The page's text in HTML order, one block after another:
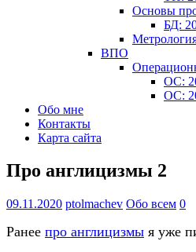
Основы
БД:
ВПО
ОС:
ОС:
Обо мне
Контакты
Карта сайта
Про англицизмы 2
09.11.2020 ptolmachev Обо всем 0
Ранее про англицизмы я уже